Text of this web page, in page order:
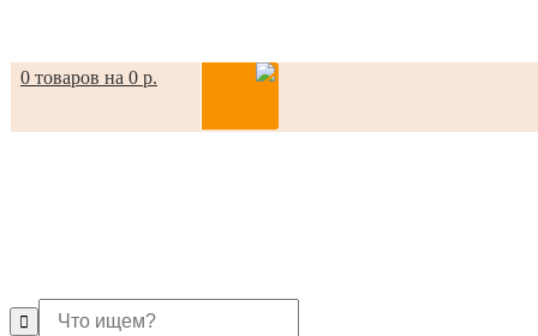
0 товаров на 0 р.